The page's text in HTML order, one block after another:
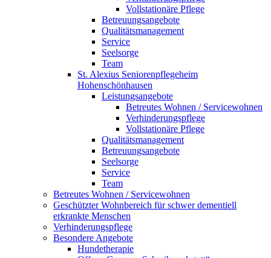
Vollstationäre Pflege
Betreuungsangebote
Qualitätsmanagement
Service
Seelsorge
Team
St. Alexius Seniorenpflegeheim
Hohenschönhausen
Leistungsangebote
Betreutes Wohnen / Servicewohnen
Verhinderungspflege
Vollstationäre Pflege
Qualitätsmanagement
Betreuungsangebote
Seelsorge
Service
Team
Betreutes Wohnen / Servicewohnen
Geschützter Wohnbereich für schwer dementiell
erkrankte Menschen
Verhinderungspflege
Besondere Angebote
Hundetherapie